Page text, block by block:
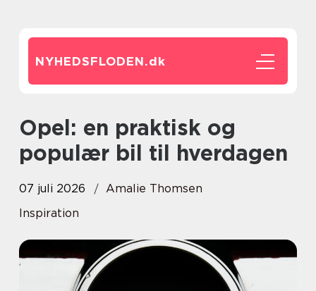
NYHEDSFLODEN.dk
Opel: en praktisk og
populær bil til hverdagen
07 juli 2026
Amalie Thomsen
Inspiration